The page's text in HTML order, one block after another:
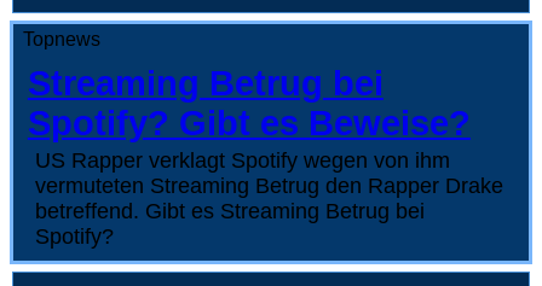
Topnews
Streaming Betrug bei
Spotify? Gibt es Beweise?
US Rapper verklagt Spotify wegen von ihm
vermuteten Streaming Betrug den Rapper Drake
betreffend. Gibt es Streaming Betrug bei
Spotify?